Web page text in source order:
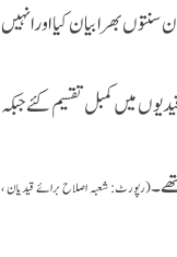
بھرا بیان کیا اور انہیں
میں کمبل تقسیم کئے جبکہ
(رپورٹ:شعبہ اصلاح برائے قیدیان ،